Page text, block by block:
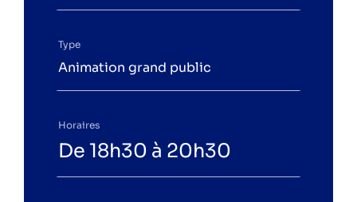
Type
Animation grand public
Horaires
De 18h30 à 20h30